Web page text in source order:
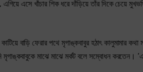
এগিয়ে এসে খাঁচার শিক ধরে দাঁড়িয়ে তাঁর দিকে চেয়ে
কাটিয়ে বাড়ি ফেরার পথে মৃগাঙ্কবাবুর হঠাৎ
মাঝে মাঝে মর্কট বলে সম্বোধন করতেন।